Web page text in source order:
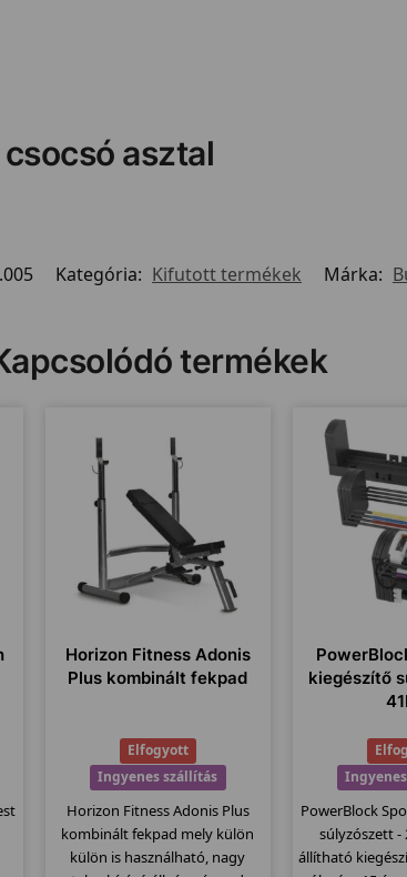
asztal
Kategória: Kifutott termékek Márka:
termékek
Horizon Fitness Adonis
Plus kombinált fekpad
Elfogyott
Ingyenes szállítás
Horizon Fitness Adonis Plus
kombinált fekpad mely külön
külön is használható, nagy
kiegészítő
PowerBlock
súlyzószett -
állítható